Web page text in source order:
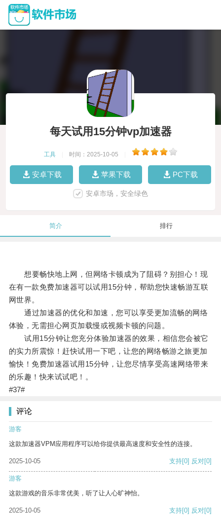
每天试用15分钟vp加速器
工具 时间：2025-10-05
安卓下载 苹果下载 PC下载
安卓市场，安全绿色
简介 排行
想要畅快地上网，但网络卡顿成为了阻碍？别担心！现
在有一款免费加速器可以试用15分钟，帮助您快速畅游互联
网世界。
通过加速器的优化和加速，您可以享受更加流畅的网络
体验，无需担心网页加载慢或视频卡顿的问题。
试用15分钟让您充分体验加速器的效果，相信您会被它
的实力所震惊！赶快试用一下吧，让您的网络畅游之旅更加
愉快！免费加速器试用15分钟，让您尽情享受高速网络带来
的乐趣！快来试试吧！。
#37#
评论
游客
这款加速器VPM应用程序可以给你提供最高速度和安全性的连接。
2025-10-05 支持[0] 反对[0]
游客
这款游戏的音乐非常优美，听了让人心旷神怡。
2025-10-05 支持[0] 反对[0]